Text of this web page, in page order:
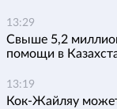
13:29
Свыше 5,2
помощи в
13:19
Кок-Жайляу